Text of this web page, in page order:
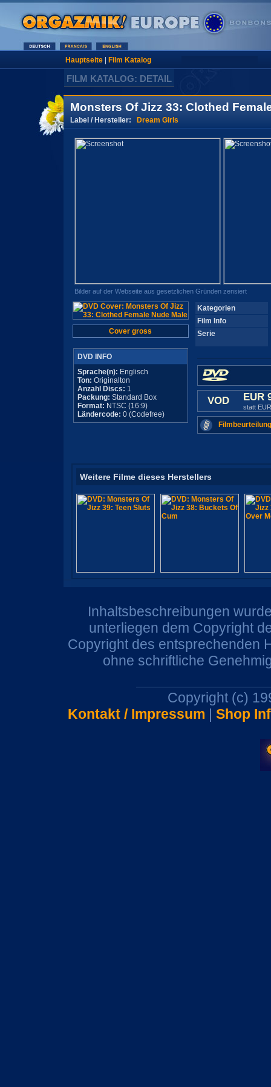
Hauptseite| Film Katalog
FILM KATALOG: DETAIL
Monsters Of Jizz 33: Clothed
Label / Hersteller: Dream Girls
Bilder auf der Webseite aus gesetzlichen Gründen zensiert
Cover gross
DVD INFO
Sprache(n): Englisch
Ton: Originalton
Anzahl Discs: 1
Packung: Standard Box
Format: NTSC (16:9)
Ländercode: 0 (Codefree)
Kategorien
Film Info
Serie
VOD EUR
statt
Weitere Filme dieses Herstellers
Inhaltsbeschreibungen
unterliegen dem Copyright
Copyright des entsprechenden
ohne schriftliche
Copyright (c)
Kontakt / Impressum | Shop